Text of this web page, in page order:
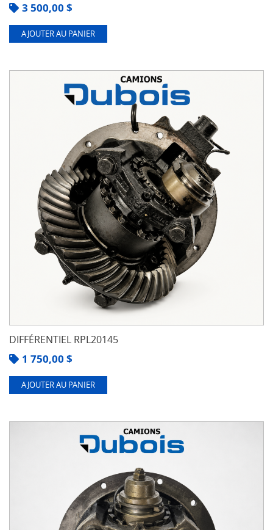
3 500,00 $
AJOUTER AU PANIER
DIFFÉRENTIEL RPL20145
1 750,00 $
AJOUTER AU PANIER